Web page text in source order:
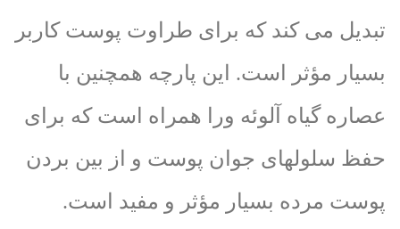
تبدیل می کند که برای طراوت پوست کاربر
بسیار مؤثر است. این پارچه همچنین با
عصاره گیاه آلوئه ورا همراه است که برای
حفظ سلولهای جوان پوست و از بین بردن
پوست مرده بسیار مؤثر و مفید است.